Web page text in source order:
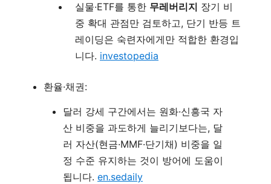
실물·ETF를 통한 무레버리지 장기 비
중 확대 관점만 검토하고, 단기 반등 트
레이딩은 숙련자에게만 적합한 환경입
니다. investopedia
환율·채권:
달러 강세 구간에서는 원화·신흥국 자
산 비중을 과도하게 늘리기보다는, 달
러 자산(현금·MMF·단기채) 비중을 일
정 수준 유지하는 것이 방어에 도움이
됩니다. en.sedaily